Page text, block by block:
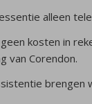
alleen
kosten in
van Corendon.
brengen